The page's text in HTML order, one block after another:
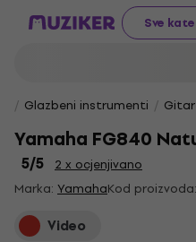
Sve
Glazbeni instrumenti
Yamaha FG840
5/5
2 x ocjenjivano
Marka: YamahaKod proizvoda:
Video